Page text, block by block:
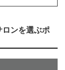
ロンを選ぶポ